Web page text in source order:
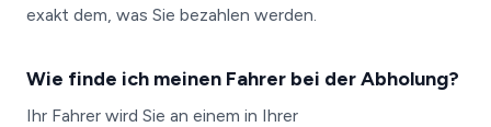
exakt dem, was Sie bezahlen werden.
Wie finde ich meinen Fahrer bei der Abholung?
Ihr Fahrer wird Sie an einem in Ihrer